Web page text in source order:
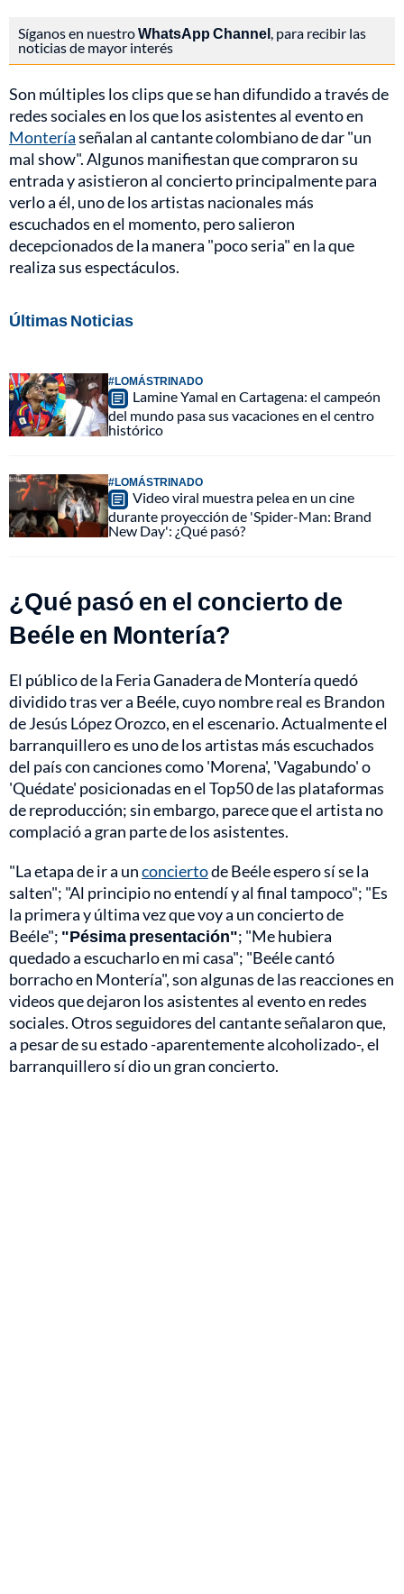
Síganos en nuestroWhatsApp Channel, para recibir las
noticias de mayor interés
Son múltiples los clips que se han difundido a través de
redes sociales en los que los asistentes al evento en
Monteríaseñalan al cantante colombiano de dar "un
mal show". Algunos manifiestan que compraron su
entrada y asistieron al concierto principalmente para
verlo a él, uno de los artistas nacionales más
escuchados en el momento, pero salieron
decepcionados de la manera "poco seria" en la que
realiza sus espectáculos.
Últimas Noticias
#LOMÁSTRINADO
Lamine Yamal en Cartagena: el campeón
del mundo pasa sus vacaciones en el centro
histórico
#LOMÁSTRINADO
Video viral muestra pelea en un cine
durante proyección de 'Spider-Man: Brand
New Day': ¿Qué pasó?
¿Qué pasó en el concierto de
Beéle en Montería?
El público de la Feria Ganadera de Montería quedó
dividido tras ver a Beéle, cuyo nombre real es Brandon
de Jesús López Orozco, en el escenario. Actualmente el
barranquillero es uno de los artistas más escuchados
del país con canciones como 'Morena', 'Vagabundo' o
'Quédate' posicionadas en el Top50 de las plataformas
de reproducción; sin embargo, parece que el artista no
complació a gran parte de los asistentes.
"La etapa de ir a unconciertode Beéle espero sí se la
salten"; "Al principio no entendí y al final tampoco"; "Es
la primera y última vez que voy a un concierto de
Beéle"; "Pésima presentación"; "Me hubiera
quedado a escucharlo en mi casa"; "Beéle cantó
borracho en Montería", son algunas de las reacciones en
videos que dejaron los asistentes al evento en redes
sociales. Otros seguidores del cantante señalaron que,
a pesar de su estado -aparentemente alcoholizado-, el
barranquillero sí dio un gran concierto.